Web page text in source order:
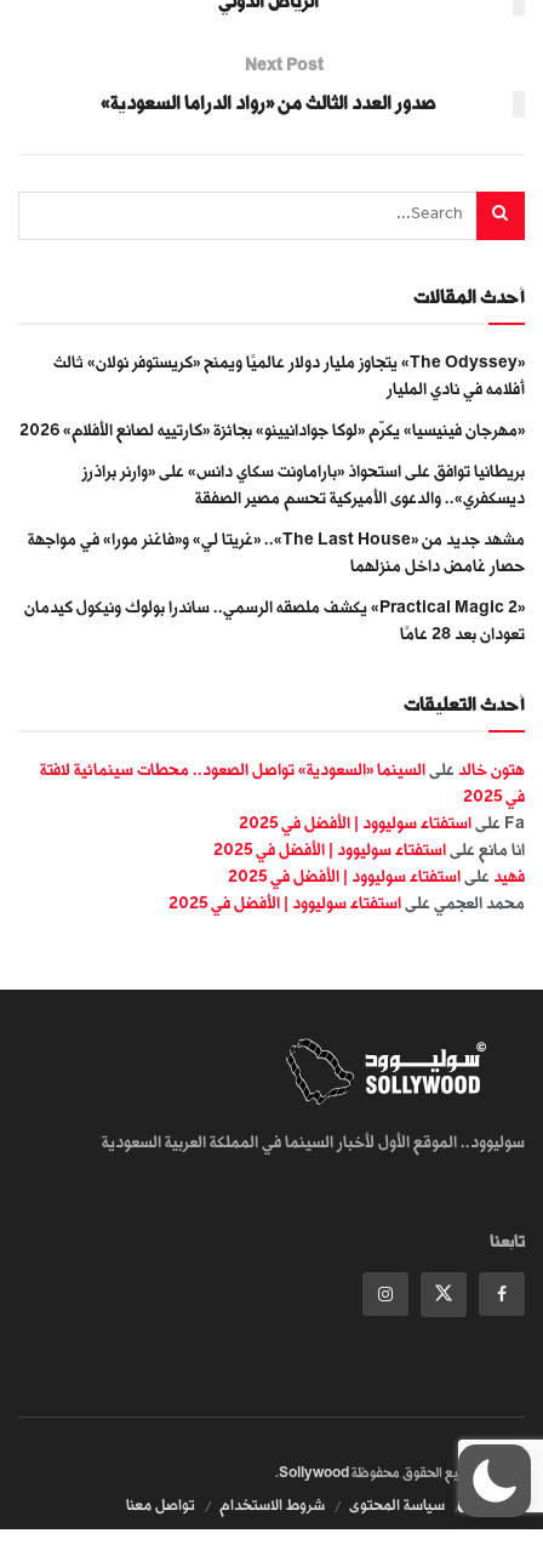
Next Post
صدور العدد الثالث من «رواد الدراما السعودية»
أحدث المقالات
«The Odyssey» يتجاوز مليار دولار عالميًا ويمنح «كريستوفر نولان» ثالث
أفلامه في نادي المليار
«مهرجان فينيسيا» يكرّم «لوكا جوادانيينو» بجائزة «كارتييه لصانع الأفلام» 2026
بريطانيا توافق على استحواذ «باراماونت سكاي دانس» على «وارنر براذرز
ديسكفري».. والدعوى الأميركية تحسم مصير الصفقة
مشهد جديد من «The Last House».. «غريتا لي» و«فاغنر مورا» في مواجهة
حصار غامض داخل منزلهما
«Practical Magic 2» يكشف ملصقه الرسمي.. ساندرا بولوك ونيكول كيدمان
تعودان بعد 28 عامًا
أحدث التعليقات
هتون خالد على السينما «السعودية» تواصل الصعود.. محطات سينمائية لافتة
في 2025
Fa على استفتاء سوليوود | الأفضل في 2025
انا مانع على استفتاء سوليوود | الأفضل في 2025
فهيد على استفتاء سوليوود | الأفضل في 2025
محمد العجمي على استفتاء سوليوود | الأفضل في 2025
سوليوود.. الموقع الأول لأخبار السينما في المملكة العربية السعودية
تابعنا
جميع الحقوق محفوظة Sollywood
.
من نحن سياسة المحتوى شروط الاستخدام تواصل معنا